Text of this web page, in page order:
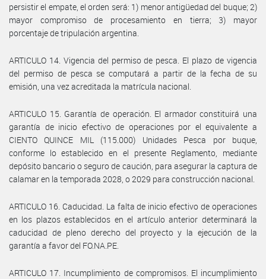
persistir el empate, el orden será: 1) menor antigüedad del buque; 2)
mayor compromiso de procesamiento en tierra; 3) mayor
porcentaje de tripulación argentina.
ARTICULO 14. Vigencia del permiso de pesca. El plazo de vigencia
del permiso de pesca se computará a partir de la fecha de su
emisión, una vez acreditada la matrícula nacional.
ARTICULO 15. Garantía de operación. El armador constituirá una
garantía de inicio efectivo de operaciones por el equivalente a
CIENTO QUINCE MIL (115.000) Unidades Pesca por buque,
conforme lo establecido en el presente Reglamento, mediante
depósito bancario o seguro de caución, para asegurar la captura de
calamar en la temporada 2028, o 2029 para construcción nacional.
ARTICULO 16. Caducidad. La falta de inicio efectivo de operaciones
en los plazos establecidos en el artículo anterior determinará la
caducidad de pleno derecho del proyecto y la ejecución de la
garantía a favor del FO.NA.PE.
ARTICULO 17. Incumplimiento de compromisos. El incumplimiento